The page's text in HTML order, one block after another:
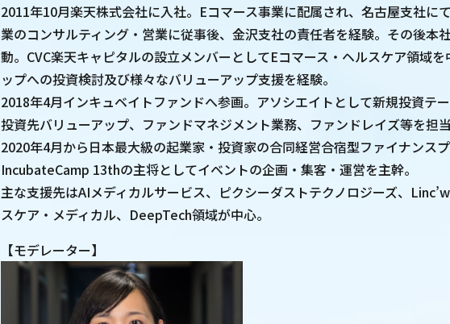
2011年10月楽天株式会社に入社。Eコマース事業に配属され、名古屋支社に
業のコンサルティング・営業に従事後、金沢支社の責任者を経験。その後本
動。CVC楽天キャピタルの設立メンバーとしてEコマース・ヘルスケア領域
ップへの投資検討及び様々なバリューアップ支援を経験。
2018年4月インキュベイトファンドへ参画。アソシエイトとして新規投資テ
投資先バリューアップ、ファンドマネジメント業務、ファンドレイズ等を担当
2020年4月から日本最大級の起業家・投資家の合同経営合宿型ファイナンス
IncubateCamp 13thの主将としてイベントの企画・集客・運営を主幹。
主な支援先はAIメディカルサービス、ピクシーダストテクノロジーズ、
スケア・メディカル、DeepTech領域が中心。
【モデレーター】